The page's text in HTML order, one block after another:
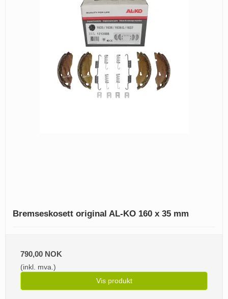
Bremseskosett original AL-KO 160 x 35 mm
790,00 NOK
(inkl. mva.)
Vis produkt